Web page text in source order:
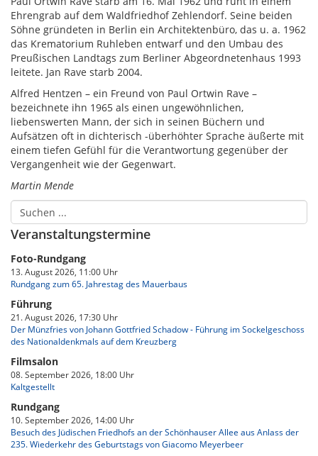
Ehrengrab auf dem Waldfriedhof Zehlendorf. Seine beiden
Söhne gründeten in Berlin ein Architektenbüro, das u. a. 1962
das Krematorium Ruhleben entwarf und den Umbau des
Preußischen Landtags zum Berliner Abgeordnetenhaus 1993
leitete. Jan Rave starb 2004.
Alfred Hentzen – ein Freund von Paul Ortwin Rave –
bezeichnete ihn 1965 als einen ungewöhnlichen,
liebenswerten Mann, der sich in seinen Büchern und
Aufsätzen oft in dichterisch -überhöhter Sprache äußerte mit
einem tiefen Gefühl für die Verantwortung gegenüber der
Vergangenheit wie der Gegenwart.
Martin Mende
Veranstaltungstermine
Foto-Rundgang
13. August 2026, 11:00 Uhr
Rundgang zum 65. Jahrestag des Mauerbaus
Führung
21. August 2026, 17:30 Uhr
Der Münzfries von Johann Gottfried Schadow - Führung im Sockelgeschoss
des Nationaldenkmals auf dem Kreuzberg
Filmsalon
08. September 2026, 18:00 Uhr
Kaltgestellt
Rundgang
10. September 2026, 14:00 Uhr
Besuch des Jüdischen Friedhofs an der Schönhauser Allee aus Anlass der
235. Wiederkehr des Geburtstags von Giacomo Meyerbeer